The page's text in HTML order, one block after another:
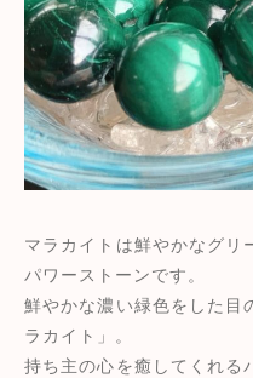
マラカイトは鮮やかなグリ
パワーストーンです。
鮮やかな濃い緑色をした目
ラカイト」。
持ち主の心を癒してくれる